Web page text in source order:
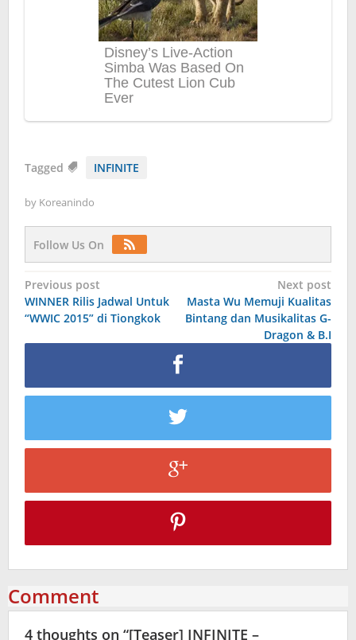
Tagged INFINITE
by Koreanindo
Follow Us On
Post
navigation
Previous post
WINNER Rilis Jadwal Untuk
“WWIC 2015” di Tiongkok
Next post
Masta Wu Memuji Kualitas
Bintang dan Musikalitas G-
Dragon & B.I
Comment
4 thoughts on “[Teaser] INFINITE –